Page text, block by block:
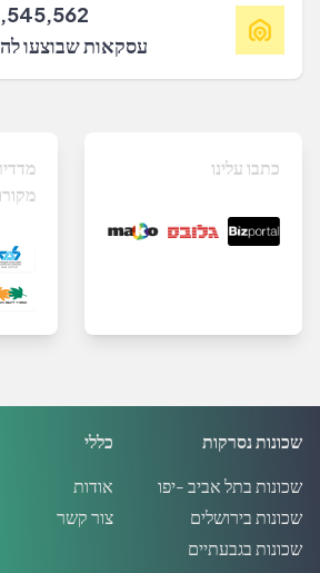
עסקאות שבוצעו
כתבו עלינו
כללי
אודות
צור קשר
שכונות נסרקות
שכונות בתל אביב -יפו
שכונות בירושלים
שכונות בגבעתיים